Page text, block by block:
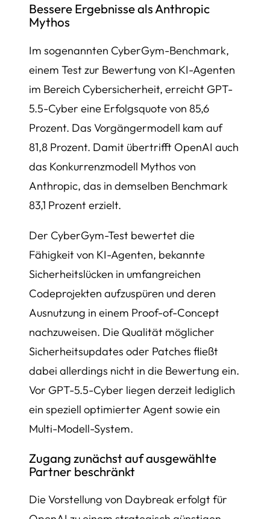
Bessere Ergebnisse als Anthropic
Mythos
Im sogenannten CyberGym-Benchmark,
einem Test zur Bewertung von KI-Agenten
im Bereich Cybersicherheit, erreicht GPT-
5.5-Cyber eine Erfolgsquote von 85,6
Prozent. Das Vorgängermodell kam auf
81,8 Prozent. Damit übertrifft OpenAI auch
das Konkurrenzmodell Mythos von
Anthropic, das in demselben Benchmark
83,1 Prozent erzielt.
Der CyberGym-Test bewertet die
Fähigkeit von KI-Agenten, bekannte
Sicherheitslücken in umfangreichen
Codeprojekten aufzuspüren und deren
Ausnutzung in einem Proof-of-Concept
nachzuweisen. Die Qualität möglicher
Sicherheitsupdates oder Patches fließt
dabei allerdings nicht in die Bewertung ein.
Vor GPT-5.5-Cyber liegen derzeit lediglich
ein speziell optimierter Agent sowie ein
Multi-Modell-System.
Zugang zunächst auf ausgewählte
Partner beschränkt
Die Vorstellung von Daybreak erfolgt für